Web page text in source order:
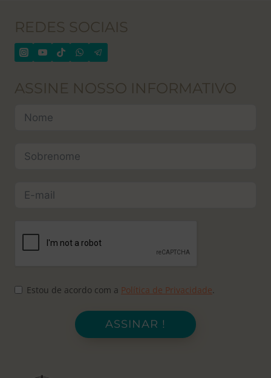
REDES SOCIAIS
ASSINE NOSSO INFORMATIVO
Estou de acordo com a Política de Privacidade.
ASSINAR !